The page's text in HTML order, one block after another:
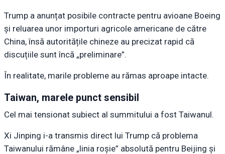
Trump a anunțat posibile contracte pentru avioane Boeing
și reluarea unor importuri agricole americane de către
China, însă autoritățile chineze au precizat rapid că
discuțiile sunt încă „preliminare”.
În realitate, marile probleme au rămas aproape intacte.
Taiwan, marele punct sensibil
Cel mai tensionat subiect al summitului a fost Taiwanul.
Xi Jinping i-a transmis direct lui Trump că problema
Taiwanului rămâne „linia roșie” absolută pentru Beijing și